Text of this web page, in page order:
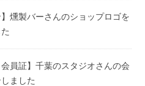
】燻製バーさんのショップロゴを
会員証】千葉のスタジオさんの会
ました